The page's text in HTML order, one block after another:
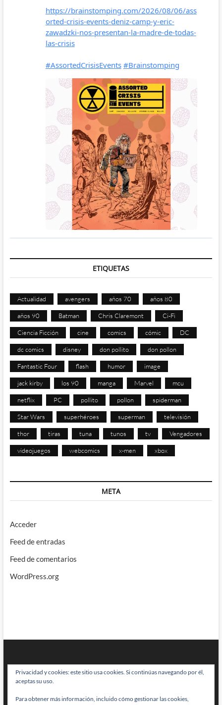
ETIQUETAS
Actualidad avengers años 70 años 80
años 90 Batman Chris Claremont Ci-Fi
Ciencia Ficción cine comics cómic DC
dc comics disney don pollito don pollon
Fantastic Four flash humor image
jack kirby los 90 manga Marvel mcu
netflix PC pollito pollon spiderman
Star Wars superhéroes superman televisión
thor tiras tuna tunos tv Vengadores
videojuegos webcomics x-men xbox
META
Acceder
Feed de entradas
Feed de comentarios
WordPress.org
BRAINSTOMPING| Diseñado por:Theme Freesia|WordPress| © Todos
Privacidad y cookies: este sitio usa cookies. Si continúas navegando por él,
aceptas su uso.
Para obtener más información, incluido cómo gestionar las cookies,